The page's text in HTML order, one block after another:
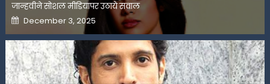
जान्हवीने सोशल मीडियापर उठाये सवाल
Posted
on
December 3, 2025